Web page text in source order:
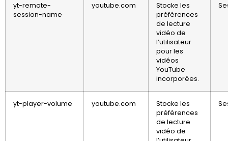
yt-remote-
session-name
youtube.com
Stocke les
préférences
de lecture
vidéo de
l’utilisateur
pour les
vidéos
YouTube
incorporées.
yt-player-volume youtube.com
Stocke les
préférences
de lecture
vidéo de